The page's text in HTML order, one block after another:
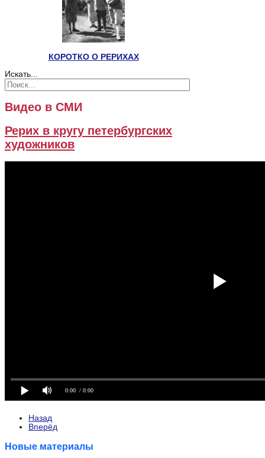
КОРОТКО О РЕРИХАХ
Искать...
Видео в СМИ
Рерих в кругу петербургских
художников
Назад
Вперёд
Новые материалы